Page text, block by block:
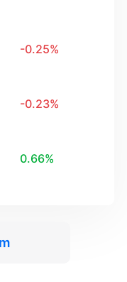
-0.25%
-0.23%
0.66%